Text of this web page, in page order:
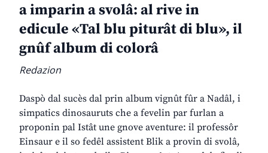
a imparin a svolâ: al rive in
edicule «Tal blu piturât di blu», il
gnûf album di colorâ
Redazion
Daspò dal sucès dal prin album vignût fûr a Nadâl, i
simpatics dinosauruts che a fevelin par furlan a
proponin pal Istât une gnove aventure: il professôr
Einsaur e il so fedêl assistent Blik a provin di svolâ,